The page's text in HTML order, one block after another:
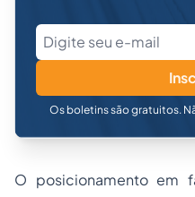
Os boletins são gratuitos.
O posicionamento em